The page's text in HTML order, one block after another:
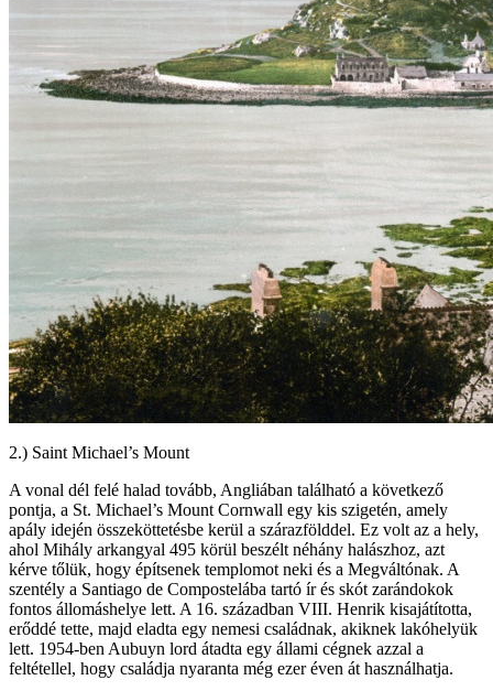
2.) Saint Michael’s Mount
A vonal dél felé halad tovább, Angliában található a következő
pontja, a St. Michael’s Mount Cornwall egy kis szigetén, amely
apály idején összeköttetésbe kerül a szárazfölddel. Ez volt az a hely,
ahol Mihály arkangyal 495 körül beszélt néhány halászhoz, azt
kérve tőlük, hogy építsenek templomot neki és a Megváltónak. A
szentély a Santiago de Compostelába tartó ír és skót zarándokok
fontos állomáshelye lett. A 16. században VIII. Henrik kisajátította,
erőddé tette, majd eladta egy nemesi családnak, akiknek lakóhelyük
lett. 1954-ben Aubuyn lord átadta egy állami cégnek azzal a
feltétellel, hogy családja nyaranta még ezer éven át használhatja.